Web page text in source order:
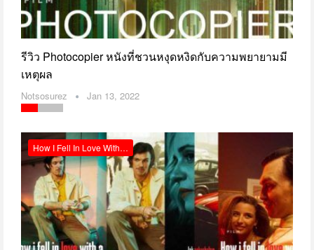
รีวิว Photocopier หนังที่ชวนหงุดหงิดกับความพยายามมี
เหตุผล
Notsosurez Jan 13, 2022
How I Fell In Love With A Gangster Netflix รีวิว